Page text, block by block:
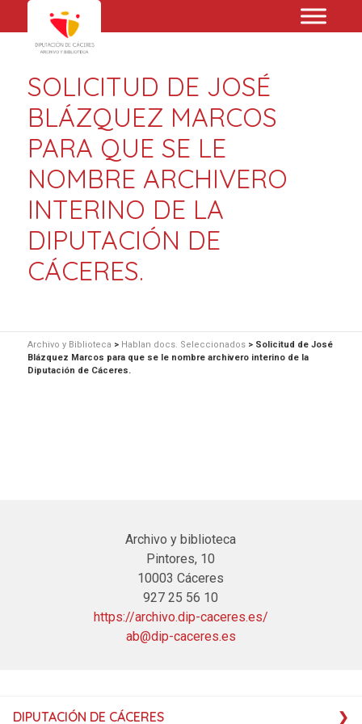
SOLICITUD DE JOSÉ
BLÁZQUEZ MARCOS
PARA QUE SE LE
NOMBRE ARCHIVERO
INTERINO DE LA
DIPUTACIÓN DE
CÁCERES.
Archivo y Biblioteca > Hablan docs. Seleccionados> Solicitud de José
Blázquez Marcos para que se le nombre archivero interino de la
Diputación de Cáceres.
Archivo y biblioteca
Pintores, 10
10003 Cáceres
927 25 56 10
https://archivo.dip-caceres.es/
ab@dip-caceres.es
DIPUTACIÓN DE CÁCERES